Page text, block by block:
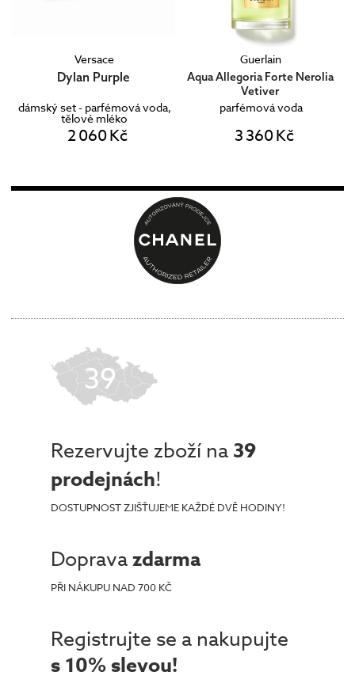
Versace
Dylan Purple
dámský set - parfémová voda,
tělové mléko
2 060 Kč
Guerlain
Aqua Allegoria Forte Nerolia
Vetiver
parfémová voda
3 360 Kč
39
Rezervujte zboží na 39
prodejnách!
DOSTUPNOST ZJIŠŤUJEME KAŽDÉ DVĚ HODINY!
Dopravazdarma
PŘI NÁKUPU NAD 700 KČ
Registrujte se a nakupujte
s 10% slevou!